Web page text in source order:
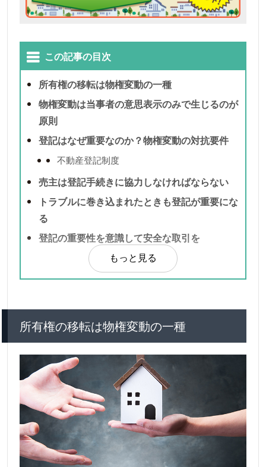
この記事の目次
所有権の移転は物権変動の一種
物権変動は当事者の意思表示のみで生じるのが
原則
登記はなぜ重要なのか？物権変動の対抗要件
不動産登記制度
売主は登記手続きに協力しなければならない
トラブルに巻き込まれたときも登記が重要にな
る
登記の重要性を意識して安全な取引を
もっと見る
所有権の移転は物権変動の一種